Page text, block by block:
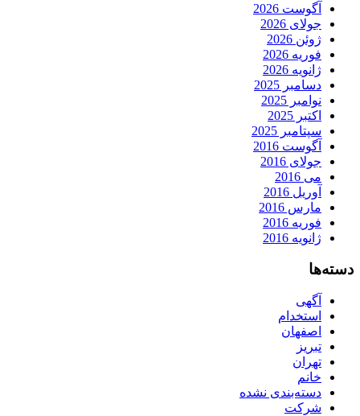
آگوست 2026
جولای 2026
ژوئن 2026
فوریه 2026
ژانویه 2026
دسامبر 2025
نوامبر 2025
اکتبر 2025
سپتامبر 2025
آگوست 2016
جولای 2016
می 2016
آوریل 2016
مارس 2016
فوریه 2016
ژانویه 2016
دسته‌ها
آگهی
استخدام
اصفهان
تبریز
تهران
خانم
دسته‌بندی نشده
شرکت